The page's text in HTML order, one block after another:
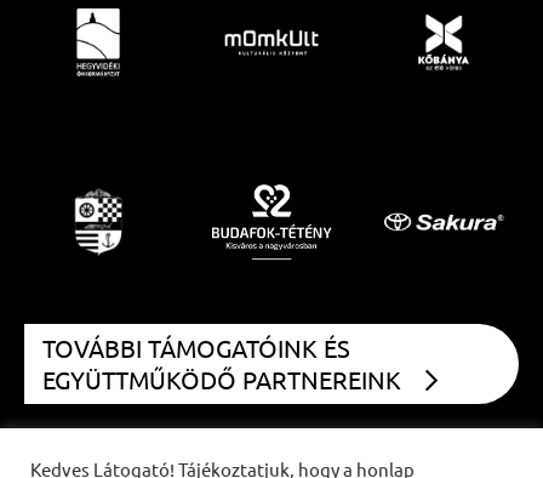
TOVÁBBI TÁMOGATÓINK ÉS
EGYÜTTMŰKÖDŐ PARTNEREINK
Kedves Látogató! Tájékoztatjuk, hogy a honlap